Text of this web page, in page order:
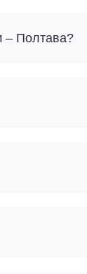
– Полтава?